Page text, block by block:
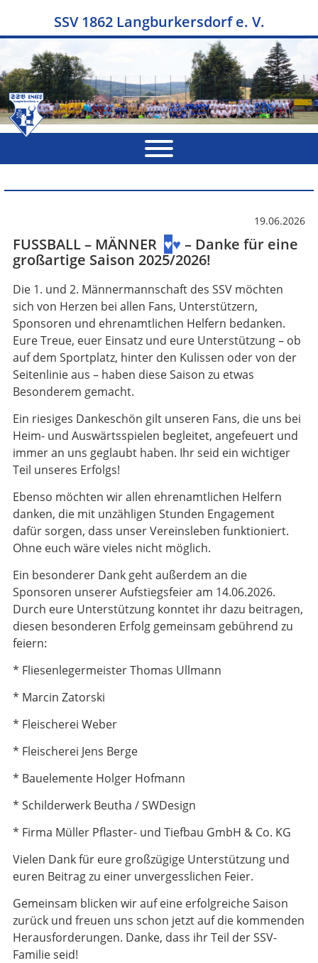
SSV 1862 Langburkersdorf e. V.
19.06.2026
FUSSBALL– MÄNNER ♥♥ – Danke für eine
großartige Saison 2025/2026!
Die 1. und 2. Männermannschaft des SSV möchten
sich von Herzen bei allen Fans, Unterstützern,
Sponsoren und ehrenamtlichen Helfern bedanken.
Eure Treue, euer Einsatz und eure Unterstützung – ob
auf dem Sportplatz, hinter den Kulissen oder von der
Seitenlinie aus – haben diese Saison zu etwas
Besonderem gemacht.
Ein riesiges Dankeschön gilt unseren Fans, die uns bei
Heim- und Auswärtsspielen begleitet, angefeuert und
immer an uns geglaubt haben. Ihr seid ein wichtiger
Teil unseres Erfolgs!
Ebenso möchten wir allen ehrenamtlichen Helfern
danken, die mit unzähligen Stunden Engagement
dafür sorgen, dass unser Vereinsleben funktioniert.
Ohne euch wäre vieles nicht möglich.
Ein besonderer Dank geht außerdem an die
Sponsoren unserer Aufstiegsfeier am 14.06.2026.
Durch eure Unterstützung konntet ihr dazu beitragen,
diesen besonderen Erfolg gemeinsam gebührend zu
feiern:
* Fliesenlegermeister Thomas Ullmann
* Marcin Zatorski
* Fleischerei Weber
* Fleischerei Jens Berge
* Bauelemente Holger Hofmann
* Schilderwerk Beutha / SWDesign
* Firma Müller Pflaster- und Tiefbau GmbH & Co. KG
Vielen Dank für eure großzügige Unterstützung und
euren Beitrag zu einer unvergesslichen Feier.
Gemeinsam blicken wir auf eine erfolgreiche Saison
zurück und freuen uns schon jetzt auf die kommenden
Herausforderungen. Danke, dass ihr Teil der SSV-
Familie seid!